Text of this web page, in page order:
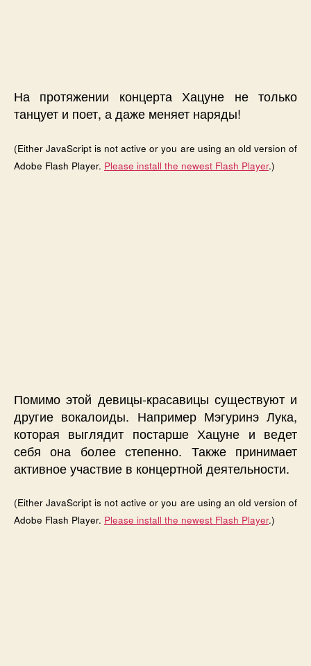
На протяжении концерта Хацуне не только
танцует и поет, а даже меняет наряды!
(Either JavaScript is not active or you are using an old version of
Adobe Flash Player. Please install the newest Flash Player.)
Помимо этой девицы-красавицы существуют и
другие вокалоиды. Например Мэгуринэ Лука,
которая выглядит постарше Хацуне и ведет
себя она более степенно. Также принимает
активное участвие в концертной деятельности.
(Either JavaScript is not active or you are using an old version of
Adobe Flash Player. Please install the newest Flash Player.)